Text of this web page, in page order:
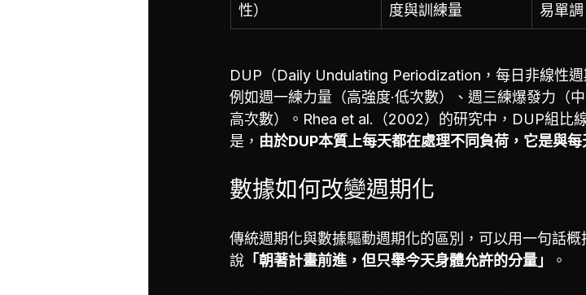
性）
度與訓練量
易單調
DUP（Daily Undulating Periodization，每日非線性週
例如週一練力量（高強度·低次數）、週三練爆發力（
高次數）。Rhea et al.（2002）的研究中，DUP組比
是， 由於DUP本質上每天都在處理不同負荷，它是與
數據如何改變週期化
傳統週期化與數據驅動週期化的區別，可以用一句話概
說 「朝著計畫前進，但只舉今天身體允許的分量」 。